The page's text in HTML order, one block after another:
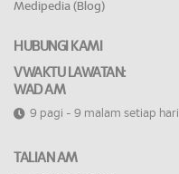
Medipedia (Blog)
HUBUNGI KAMI
VWAKTU LAWATAN:
WAD AM
9 pagi - 9 malam setiap hari
TALIAN AM